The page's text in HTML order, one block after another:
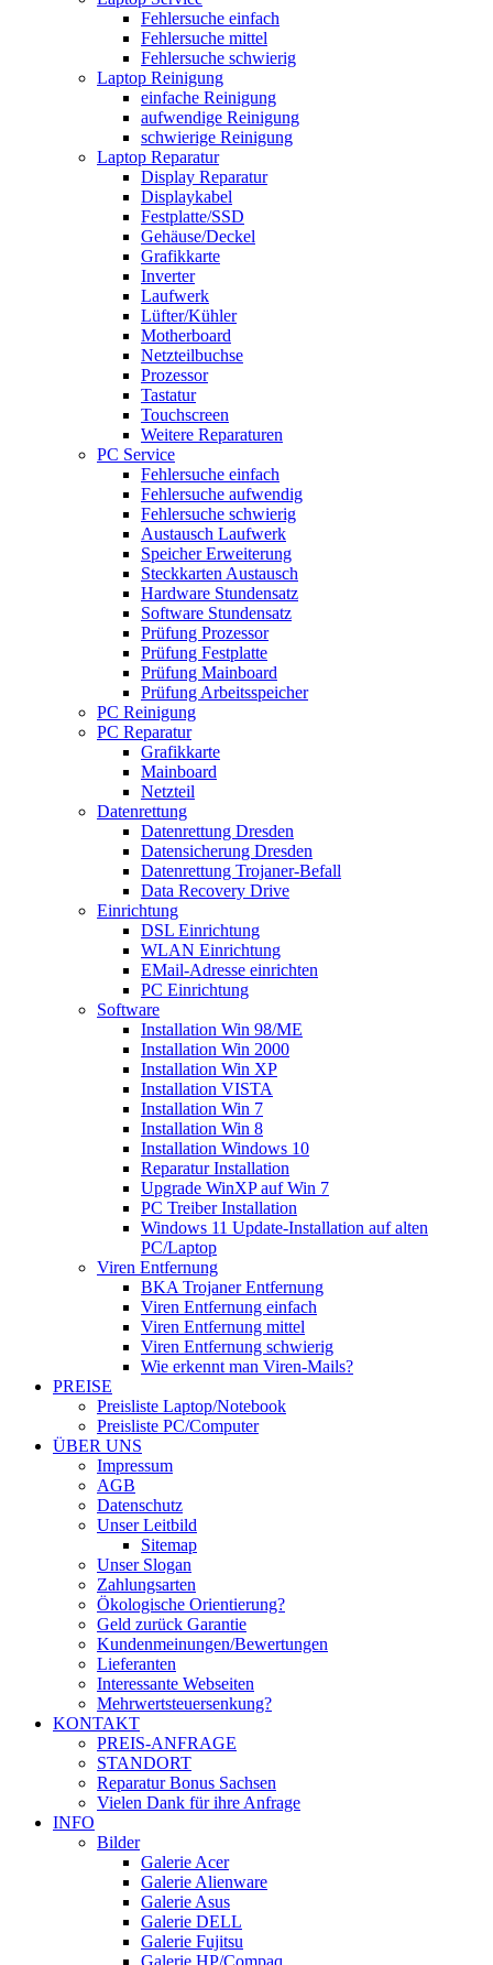
Fehlersuche einfach
Fehlersuche mittel
Fehlersuche schwierig
Laptop Reinigung
einfache Reinigung
aufwendige Reinigung
schwierige Reinigung
Laptop Reparatur
Display Reparatur
Displaykabel
Festplatte/SSD
Gehäuse/Deckel
Grafikkarte
Inverter
Laufwerk
Lüfter/Kühler
Motherboard
Netzteilbuchse
Prozessor
Tastatur
Touchscreen
Weitere Reparaturen
PC Service
Fehlersuche einfach
Fehlersuche aufwendig
Fehlersuche schwierig
Austausch Laufwerk
Speicher Erweiterung
Steckkarten Austausch
Hardware Stundensatz
Software Stundensatz
Prüfung Prozessor
Prüfung Festplatte
Prüfung Mainboard
Prüfung Arbeitsspeicher
PC Reinigung
PC Reparatur
Grafikkarte
Mainboard
Netzteil
Datenrettung
Datenrettung Dresden
Datensicherung Dresden
Datenrettung Trojaner-Befall
Data Recovery Drive
Einrichtung
DSL Einrichtung
WLAN Einrichtung
EMail-Adresse einrichten
PC Einrichtung
Software
Installation Win 98/ME
Installation Win 2000
Installation Win XP
Installation VISTA
Installation Win 7
Installation Win 8
Installation Windows 10
Reparatur Installation
Upgrade WinXP auf Win 7
PC Treiber Installation
Windows 11 Update-Installation auf alten
PC/Laptop
Viren Entfernung
BKA Trojaner Entfernung
Viren Entfernung einfach
Viren Entfernung mittel
Viren Entfernung schwierig
Wie erkennt man Viren-Mails?
PREISE
Preisliste Laptop/Notebook
Preisliste PC/Computer
ÜBER UNS
Impressum
AGB
Datenschutz
Unser Leitbild
Sitemap
Unser Slogan
Zahlungsarten
Ökologische Orientierung?
Geld zurück Garantie
Kundenmeinungen/Bewertungen
Lieferanten
Interessante Webseiten
Mehrwertsteuersenkung?
KONTAKT
PREIS-ANFRAGE
STANDORT
Reparatur Bonus Sachsen
Vielen Dank für ihre Anfrage
INFO
Bilder
Galerie Acer
Galerie Alienware
Galerie Asus
Galerie DELL
Galerie Fujitsu
Galerie HP/Compaq